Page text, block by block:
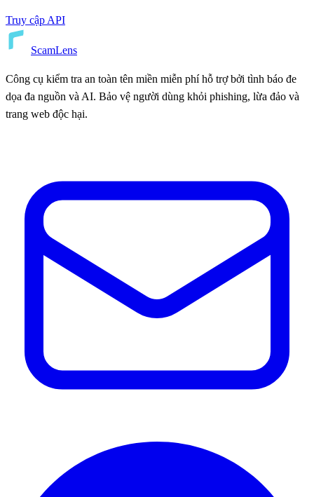
Truy cập API
ScamLens
Công cụ kiểm tra an toàn tên miền miễn phí hỗ trợ bởi tình báo đe
dọa đa nguồn và AI. Bảo vệ người dùng khỏi phishing, lừa đảo và
trang web độc hại.